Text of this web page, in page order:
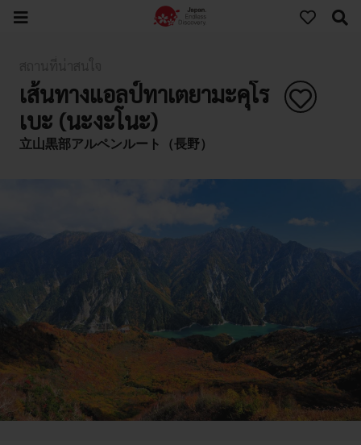
เส้นทางแอลป์ทาเตยามะคุโร
เบะ (นะงะโนะ)
立山黒部アルペンルート（長野）